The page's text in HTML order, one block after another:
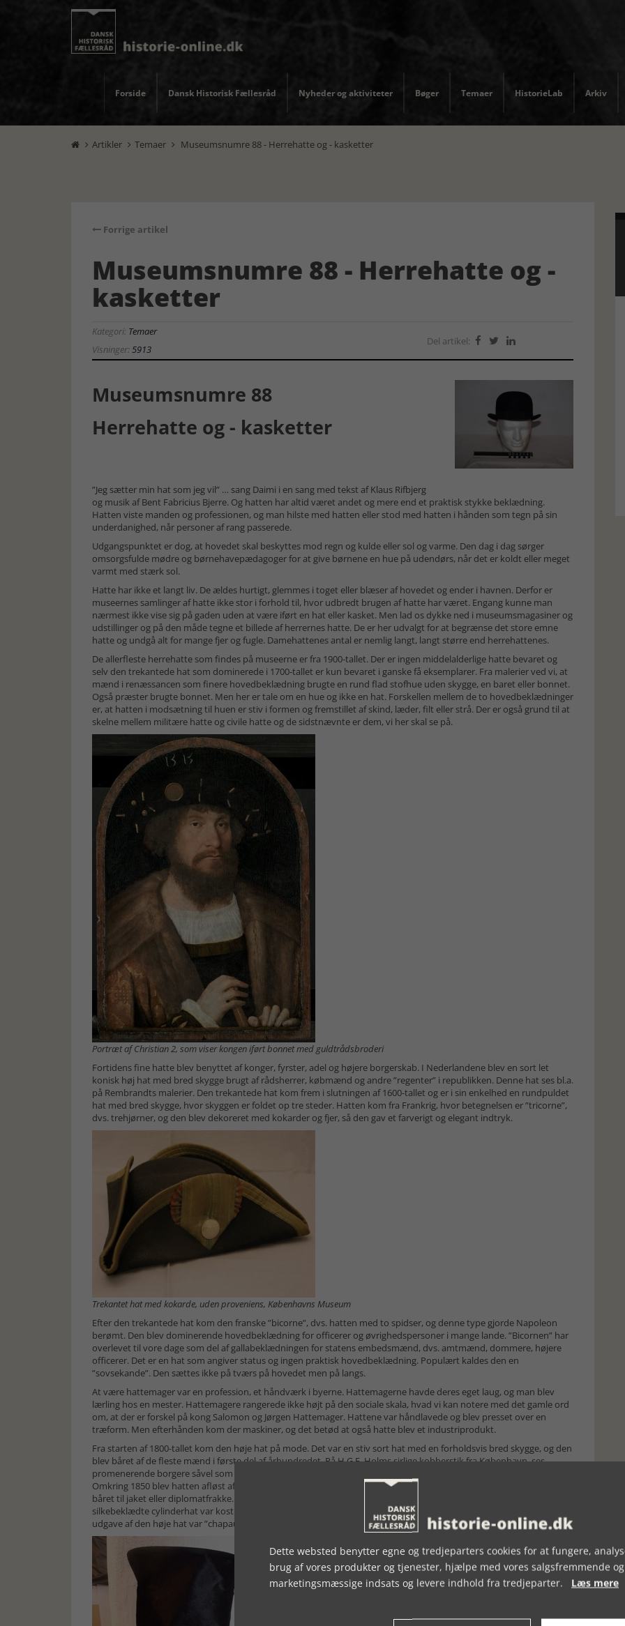
Forside Dansk Historisk Fællesråd Nyheder og aktiviteter Bøger Temaer HistorieLab Arkiv
 Artikler  Temaer  Museumsnumre 88 - Herrehatte og - kasketter
Forrige artikel
Museumsnumre 88 - Herrehatte og -
kasketter
Kategori: Temaer
Visninger:5913
Del artikel:   
Museumsnumre 88
Herrehatte og - kasketter
”Jeg sætter min hat som jeg vil” … sang Daimi i en sang med tekst af Klaus Rifbjerg
og musik af Bent Fabricius Bjerre. Og hatten har altid været andet og mere end et praktisk stykke beklædning.
Hatten viste manden og professionen, og man hilste med hatten eller stod med hatten i hånden som tegn på sin
underdanighed, når personer af rang passerede.
Udgangspunktet er dog, at hovedet skal beskyttes mod regn og kulde eller sol og varme. Den dag i dag sørger
omsorgsfulde mødre og børnehavepædagoger for at give børnene en hue på udendørs, når det er koldt eller meget
varmt med stærk sol.
Hatte har ikke et langt liv. De ældes hurtigt, glemmes i toget eller blæser af hovedet og ender i havnen. Derfor er
museernes samlinger af hatte ikke stor i forhold til, hvor udbredt brugen af hatte har været. Engang kunne man
nærmest ikke vise sig på gaden uden at være iført en hat eller kasket. Men lad os dykke ned i museumsmagasiner og
udstillinger og på den måde tegne et billede af herrernes hatte. De er her udvalgt for at begrænse det store emne
hatte og undgå alt for mange fjer og fugle. Damehattenes antal er nemlig langt, langt større end herrehattenes.
De allerfleste herrehatte som findes på museerne er fra 1900-tallet. Der er ingen middelalderlige hatte bevaret og
selv den trekantede hat som dominerede i 1700-tallet er kun bevaret i ganske få eksemplarer. Fra malerier ved vi, at
mænd i renæssancen som finere hovedbeklædning brugte en rund flad stofhue uden skygge, en baret eller bonnet.
Også præster brugte bonnet. Men her er tale om en hue og ikke en hat. Forskellen mellem de to hovedbeklædninger
er, at hatten i modsætning til huen er stiv i formen og fremstillet af skind, læder, filt eller strå. Der er også grund til at
skelne mellem militære hatte og civile hatte og de sidstnævnte er dem, vi her skal se på.
Portræt af Christian 2, som viser kongen iført bonnet med guldtrådsbroderi
Fortidens fine hatte blev benyttet af konger, fyrster, adel og højere borgerskab. I Nederlandene blev en sort let
konisk høj hat med bred skygge brugt af rådsherrer, købmænd og andre ”regenter” i republikken. Denne hat ses bl.a.
på Rembrandts malerier. Den trekantede hat kom frem i slutningen af 1600-tallet og er i sin enkelhed en rundpuldet
hat med bred skygge, hvor skyggen er foldet op tre steder. Hatten kom fra Frankrig, hvor betegnelsen er ”tricorne”,
dvs. trehjørner, og den blev dekoreret med kokarder og fjer, så den gav et farverigt og elegant indtryk.
Trekantet hat med kokarde, uden proveniens, Københavns Museum
Efter den trekantede hat kom den franske ”bicorne”, dvs. hatten med to spidser, og denne type gjorde Napoleon
berømt. Den blev dominerende hovedbeklædning for officerer og øvrighedspersoner i mange lande. ”Bicornen” har
overlevet til vore dage som del af gallabeklædningen for statens embedsmænd, dvs. amtmænd, dommere, højere
officerer. Det er en hat som angiver status og ingen praktisk hovedbeklædning. Populært kaldes den en
”sovsekande”. Den sættes ikke på tværs på hovedet men på langs.
At være hattemager var en profession, et håndværk i byerne. Hattemagerne havde deres eget laug, og man blev
lærling hos en mester. Hattemagere rangerede ikke højt på den sociale skala, hvad vi kan notere med det gamle ord
om, at der er forskel på kong Salomon og Jørgen Hattemager. Hattene var håndlavede og blev presset over en
træform. Men efterhånden kom der maskiner, og det betød at også hatte blev et industriprodukt.
Fra starten af 1800-tallet kom den høje hat på mode. Det var en stiv sort hat med en forholdsvis bred skygge, og den
blev båret af de fleste mænd i første del af århundredet. På H.G.F. Holms sirlige kobberstik fra København, ses
promenerende borgere såvel som kuske og arbejdsmænd iført høj hat. Også søfolk bar en stiv høj hat med lav puld.
Omkring 1850 blev hatten afløst af cylinderhatten, en finere høj hat. Den fik stor udbredelse i hele Europa og blev
båret til jaket eller diplomatfrakke. Den høje hat var upraktisk, og man måtte transportere den i hatteæske. Især den
silkebeklædte cylinderhat var kostbar. Den blev mest brugt i forretningslivet og blandt børsherrer. En særlig praktisk
udgave af den høje hat var ”chapaux claque”, den sammenklappelige hat, velegnet til rejser.
Dette websted benytter egne og tredjeparters cookies for at fungere,
brug af vores produkter og tjenester, hjælpe med vores salgsfremmende og
marketingsmæssige indsats og levere indhold fra tredjeparter. Læs mere